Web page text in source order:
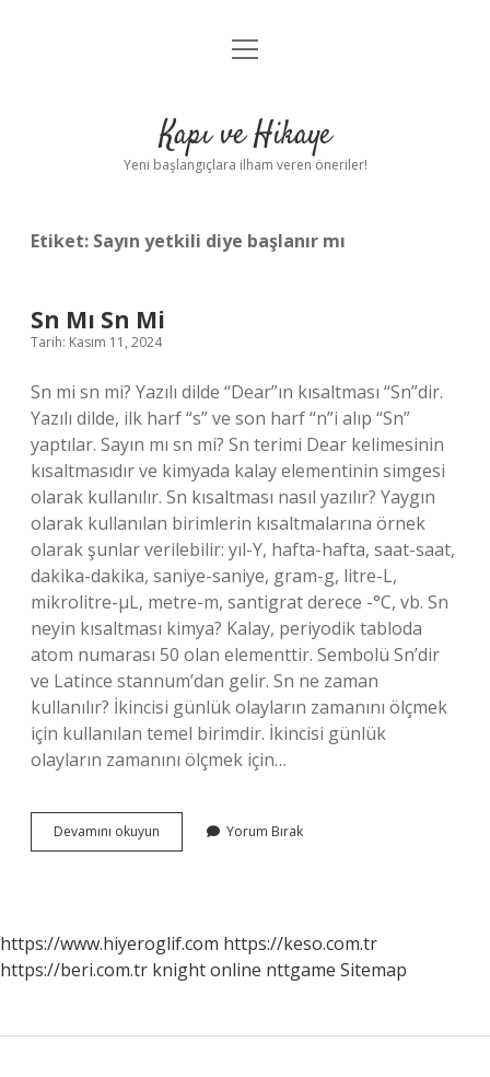
Anasayfa
Yasal Uyarı
menüyü
Kapı ve Hikaye
Yeni başlangıçlara ilham veren öneriler!
Etiket: Sayın yetkili diye başlanır mı
Sn Mı Sn Mi
Tarih: Kasım 11, 2024
Sn mi sn mi? Yazılı dilde “Dear”ın kısaltması “Sn”dir.
Yazılı dilde, ilk harf “s” ve son harf “n”i alıp “Sn”
yaptılar. Sayın mı sn mi? Sn terimi Dear kelimesinin
kısaltmasıdır ve kimyada kalay elementinin simgesi
olarak kullanılır. Sn kısaltması nasıl yazılır? Yaygın
olarak kullanılan birimlerin kısaltmalarına örnek
olarak şunlar verilebilir: yıl-Y, hafta-hafta, saat-saat,
dakika-dakika, saniye-saniye, gram-g, litre-L,
mikrolitre-µL, metre-m, santigrat derece -°C, vb. Sn
neyin kısaltması kimya? Kalay, periyodik tabloda
atom numarası 50 olan elementtir. Sembolü Sn’dir
ve Latince stannum’dan gelir. Sn ne zaman
kullanılır? İkincisi günlük olayların zamanını ölçmek
için kullanılan temel birimdir. İkincisi günlük
olayların zamanını ölçmek için…
Devamını okuyun
Mı
Yorum Bırak
https://www.hiyeroglif.com https://keso.com.tr
https://beri.com.tr knight online nttgame Sitemap